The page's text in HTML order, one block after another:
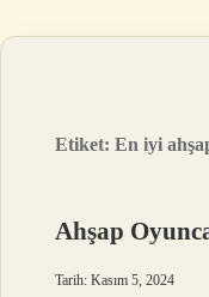
Etiket:En iyi
Ahşap
Tarih: Kasım 5, 2024